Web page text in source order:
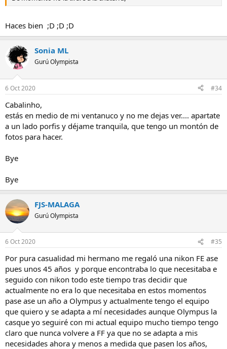
Haces bien ;D ;D ;D
Sonia ML
Gurú Olympista
6 Oct 2020 #34
Cabalinho,
estás en medio de mi ventanuco y no me dejas ver.... apartate
a un lado porfis y déjame tranquila, que tengo un montón de
fotos para hacer.
Bye
Bye
FJS-MALAGA
Gurú Olympista
6 Oct 2020 #35
Por pura casualidad mi hermano me regaló una nikon FE ase
pues unos 45 años y porque encontraba lo que necesitaba e
seguido con nikon todo este tiempo tras decidir que
actualmente no era lo que necesitaba en estos momentos
pase ase un año a Olympus y actualmente tengo el equipo
que quiero y se adapta a mí necesidades aunque Olympus la
casque yo seguiré con mi actual equipo mucho tiempo tengo
claro que nunca volvere a FF ya que no se adapta a mis
necesidades ahora y menos a medida que pasen los años,